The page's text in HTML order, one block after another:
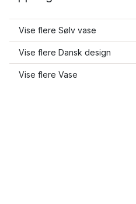
Vise flere Sølv vase
Vise flere Dansk design
Vise flere Vase